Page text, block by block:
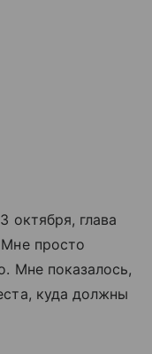
октября, глава
просто
Мне показалось,
куда должны